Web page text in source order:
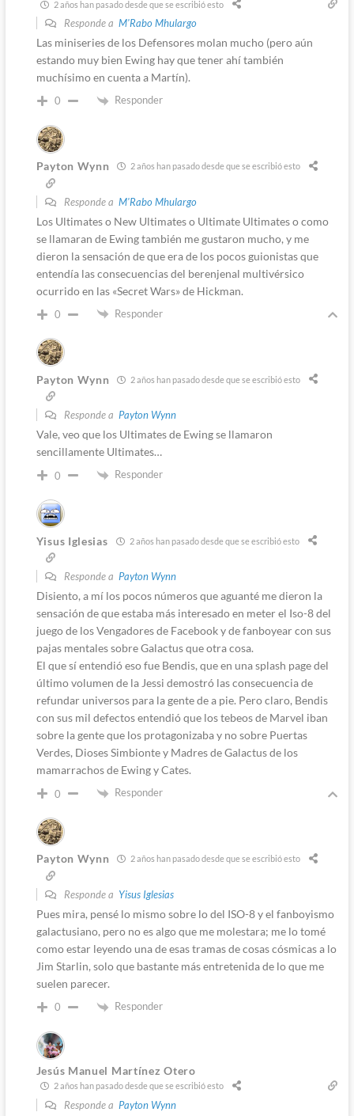
2 años han pasado desde que se escribió esto
Responde a M'Rabo Mhulargo
Las miniseries de los Defensores molan mucho (pero aún
estando muy bien Ewing hay que tener ahí también
muchísimo en cuenta a Martín).
0 Responder
Payton Wynn 2 años han pasado desde que se escribió esto
Responde a M'Rabo Mhulargo
Los Ultimates o New Ultimates o Ultimate Ultimates o como
se llamaran de Ewing también me gustaron mucho, y me
dieron la sensación de que era de los pocos guionistas que
entendía las consecuencias del berenjenal multivérsico
ocurrido en las «Secret Wars» de Hickman.
0 Responder
Payton Wynn 2 años han pasado desde que se escribió esto
Responde a Payton Wynn
Vale, veo que los Ultimates de Ewing se llamaron
sencillamente Ultimates…
0 Responder
Yisus Iglesias 2 años han pasado desde que se escribió esto
Responde a Payton Wynn
Disiento, a mí los pocos números que aguanté me dieron la
sensación de que estaba más interesado en meter el Iso-8 del
juego de los Vengadores de Facebook y de fanboyear con sus
pajas mentales sobre Galactus que otra cosa.
El que sí entendió eso fue Bendis, que en una splash page del
último volumen de la Jessi demostró las consecuencia de
refundar universos para la gente de a pie. Pero claro, Bendis
con sus mil defectos entendió que los tebeos de Marvel iban
sobre la gente que los protagonizaba y no sobre Puertas
Verdes, Dioses Simbionte y Madres de Galactus de los
mamarrachos de Ewing y Cates.
0 Responder
Payton Wynn 2 años han pasado desde que se escribió esto
Responde a Yisus Iglesias
Pues mira, pensé lo mismo sobre lo del ISO-8 y el fanboyismo
galactusiano, pero no es algo que me molestara; me lo tomé
como estar leyendo una de esas tramas de cosas cósmicas a lo
Jim Starlin, solo que bastante más entretenida de lo que me
suelen parecer.
0 Responder
Jesús Manuel Martínez Otero
2 años han pasado desde que se escribió esto
Responde a Payton Wynn